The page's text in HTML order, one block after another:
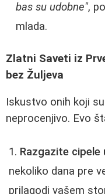
bas su udobne",
mlada.
Zlatni Saveti iz
bez Žuljeva
Iskustvo onih koji
neprocenjivo. Evo
Razgazite cipele
nekoliko dana pre
prilagodi vašem